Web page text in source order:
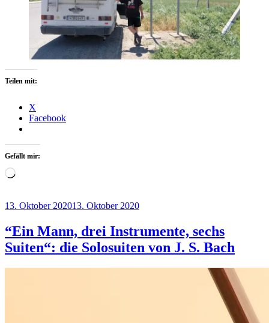
Teilen mit:
X
Facebook
Gefällt mir:
Wird
Veröffentlicht
13. Oktober 202013. Oktober 2020
“Ein Mann, drei Instrumente, sechs
Suiten“: die Solosuiten von J. S. Bach